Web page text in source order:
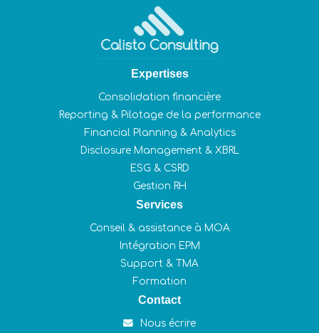
Expertises
Consolidation financière
Reporting & Pilotage de la performance
Financial Planning & Analytics
Disclosure Management & XBRL
ESG & CSRD
Gestion RH
Services
Conseil & assistance à MOA
Intégration EPM
Support & TMA
Formation
Contact
Nous écrire